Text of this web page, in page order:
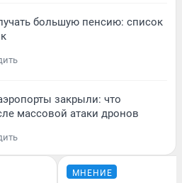
большую пенсию: список
закрыли: что
массовой атаки дронов
МНЕНИЕ